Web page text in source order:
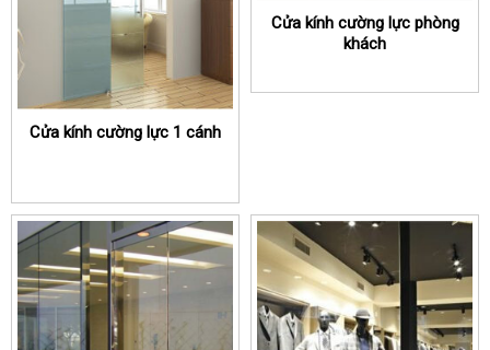
Cửa kính cường lực 1 cánh
Cửa kính cường lực phòng
khách